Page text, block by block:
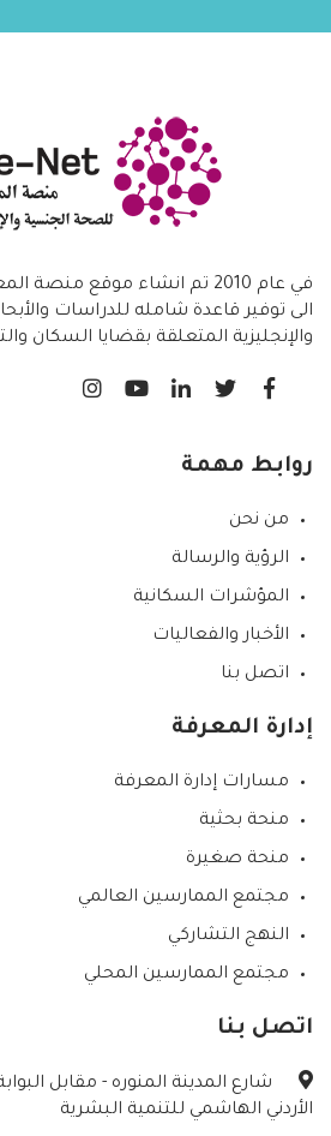
الى توفير قاعدة شامله للدراسات
والإنجليزية المتعلقة بقضايا السكان
روابط مهمة
من نحن
الرؤية والرسالة
المؤشرات السكانية
الأخبار والفعاليات
اتصل بنا
إدارة المعرفة
مسارات إدارة المعرفة
منحة بحثية
منحة صغيرة
مجتمع الممارسين العالمي
النهج التشاركي
مجتمع الممارسين المحلي
اتصل بنا
شارع المدينة المنوره - مقابل
الأردني الهاشمي للتنمية البشرية